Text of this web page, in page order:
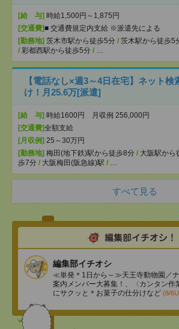
[給 与] 時給1,500円～1,875円
[交通費]■ 交通費規定内支給 ※派遣先による
[勤務地] 茨木市駅から徒歩5分 / 茨木駅から徒歩5
/ 彩都西駅から徒歩5分 / …
【電話なし×週3～4日在宅】ネット
け！月25.6万[派遣]
[給 与] 時給1600円 月収例 256,000円
[交通費]全額支給
[月収例] 25～30万円
[勤務地] 梅田(地下鉄)駅から徒歩8分 / 大阪駅から
歩7分 / 大阪梅田(阪急線)駅 / …
すべて見る
編集部イチオシ
≪単発＊1日から～≫天王寺動物園／
案内メンバー大募集！、〈カンタン作
にサクッと＊お菓子の仕分けなど (8/